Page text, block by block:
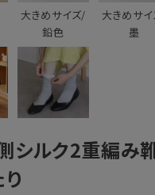
大きめサイズ/
鉛色
大きめサ
墨
シルク2重編み